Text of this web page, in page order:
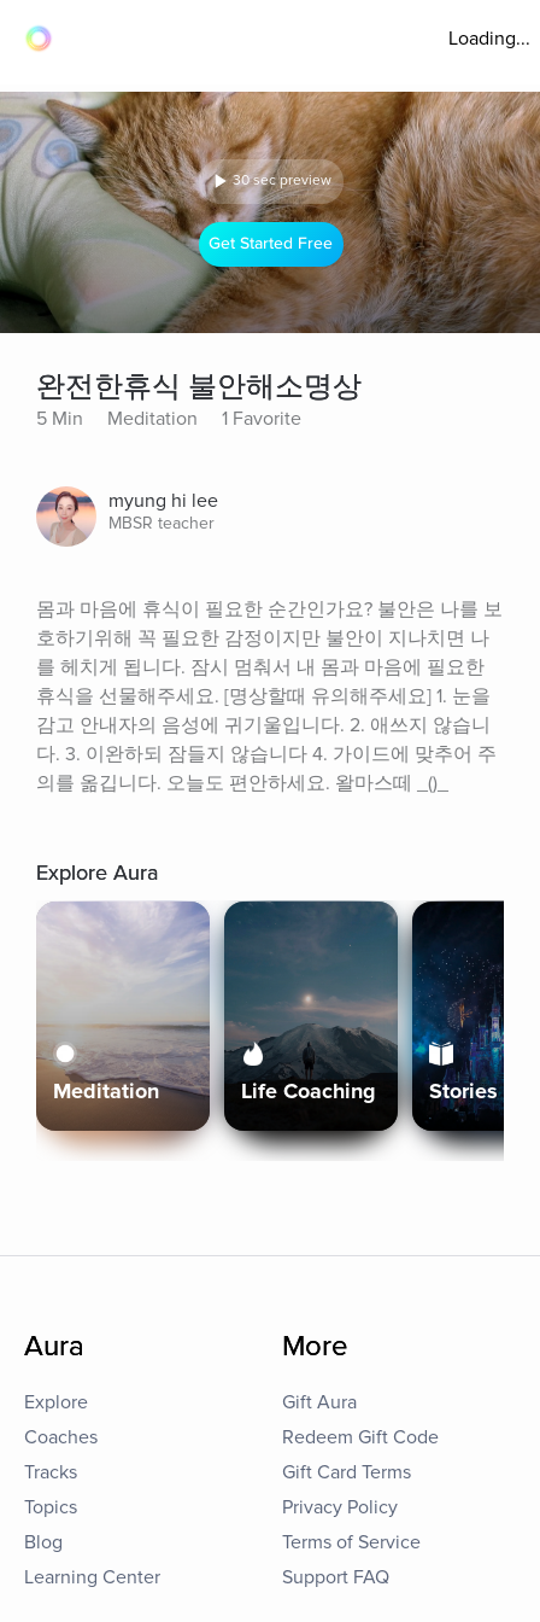
Loading...
30 sec preview
Get Started Free
완전한휴식 불안해소명상
5 Min Meditation 1 Favorite
myung hi lee
MBSR teacher
몸과 마음에 휴식이 필요한 순간인가요? 불안은 나를 보
호하기위해 꼭 필요한 감정이지만 불안이 지나치면 나
를 헤치게 됩니다. 잠시 멈춰서 내 몸과 마음에 필요한
휴식을 선물해주세요. [명상할때 유의해주세요] 1. 눈을
감고 안내자의 음성에 귀기울입니다. 2. 애쓰지 않습니
다. 3. 이완하되 잠들지 않습니다 4. 가이드에 맞추어 주
의를 옮깁니다. 오늘도 편안하세요. 왈마스떼 _()_
Explore Aura
Meditation Life Coaching Stories
Aura
Explore
Coaches
Tracks
Topics
Blog
Learning Center
More
Gift Aura
Redeem Gift Code
Gift Card Terms
Privacy Policy
Terms of Service
Support FAQ